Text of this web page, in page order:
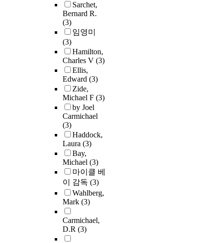
Sarchet,
Bernard R.
(3)
임영미
(3)
Hamilton,
Charles V (3)
Ellis,
Edward (3)
Zide,
Michael F (3)
by Joel
Carmichael
(3)
Haddock,
Laura (3)
Bay,
Michael (3)
마이클 베
이 감독 (3)
Wahlberg,
Mark (3)
Carmichael,
D.R (3)